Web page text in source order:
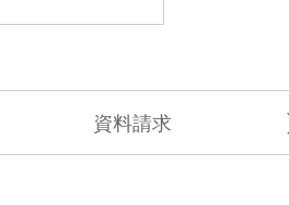
資料請求